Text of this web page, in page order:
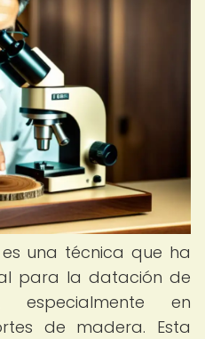
una técnica que ha
para la datación de
especialmente en
de madera. Esta